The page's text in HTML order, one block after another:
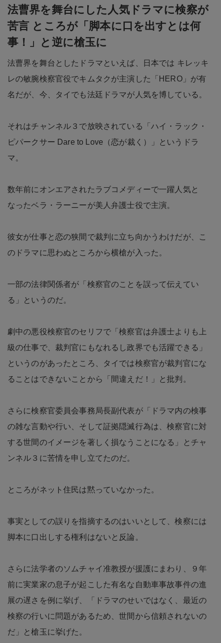
法曹界を舞台にした人気ドラマに検察が
苦言 ところが「脚本に口を出すとは何
事！」と逆に槍玉に
法曹界を舞台としたドラマといえば、日本では キレッキ
レの敏腕検察官役でキムタクが主演した「HERO」が有
名だが、今、タイでも法廷ドラマが人気を博している。
それはチャンネル３で放映されている「ハイ・ラック・
ピパークサー Dare to Love（恋が裁く）」というドラ
マ。
数年前にオンエアされたラブコメディーで一躍人気と
なったベラ・ラーニーが美人弁護士役で主演。
彼女が仕事と恋の狭間で裁判に立ち向かうわけだが、こ
のドラマに思わぬところから横槍が入った。
一部の法律関係者が「検察官のことを誤って伝えてい
る」というのだ。
劇中の悪役検察官のセリフで「検察官は弁護士よりも上
級の仕事で、裁判官にもなれるし政界でも活躍できる」
というのがあったところ、タイでは検察官が裁判官にな
ることはできないことから「間違えだ！」と批判。
さらに検察官委員会事務局長副代表が「ドラマ内の検事
の雑な言動や行い、そして証拠隠滅行為は、検察官に対
する世間のイメージを著しく損なうことになる」とチャ
ンネル３に苦情を申し立てたのだ。
ところがネット住民は黙っていなかった。
事実としての誤りを指摘するのはいいとして、検察には
脚本に口出しする権利はないと反論。
さらに法学者のソムチャイ准教授が援護にまわり、９年
前に実業家の息子が起こした有名な自動車事故事件の進
展の遅さを例に挙げ、「ドラマのせいではなく、最近の
検察の行いに問題があるため、世間から信頼されないの
だ」と槍玉に挙げた。